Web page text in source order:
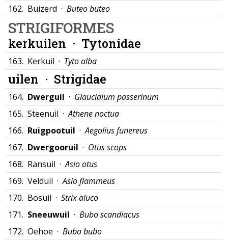
162. Buizerd · Buteo buteo
STRIGIFORMES
kerkuilen · Tytonidae
163. Kerkuil · Tyto alba
uilen · Strigidae
164. Dwerguil · Glaucidium passerinum
165. Steenuil ·Athene noctua
166. Ruigpootuil ·Aegolius funereus
167. Dwergooruil · Otus scops
168. Ransuil ·Asio otus
169. Velduil ·Asio flammeus
170. Bosuil · Strix aluco
171. Sneeuwuil · Bubo scandiacus
172. Oehoe · Bubo bubo